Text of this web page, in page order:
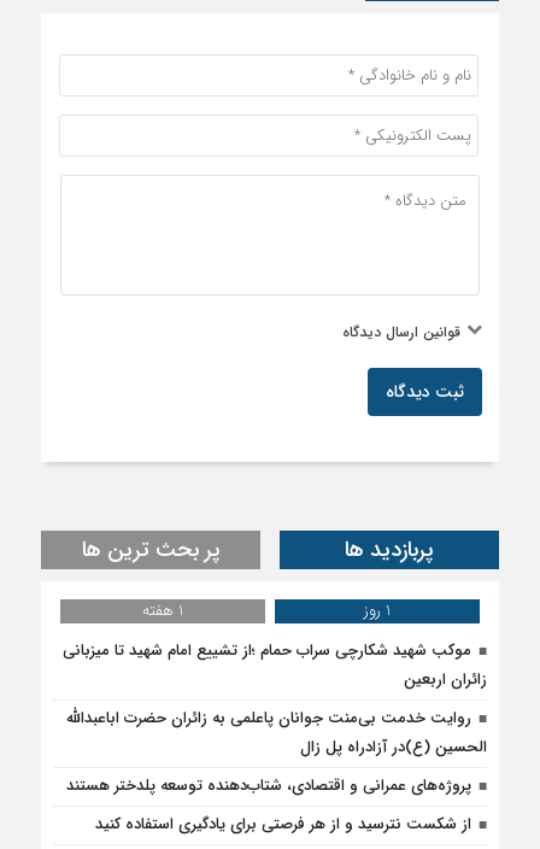
قوانین ارسال دیدگاه
ثبت دیدگاه
پربازدید ها پر بحث ترین ها
1 روز
1 هفته
موکب شهید شکارچی سراب حمام ؛از تشییع امام شهید تا میزبانی
زائران اربعین
روایت خدمت بی‌منت جوانان پاعلمی به زائران حضرت اباعبدالله
الحسین (ع)در آزادراه پل زال
پروژه‌های عمرانی و اقتصادی، شتاب‌دهنده توسعه پلدختر هستند
از شکست نترسید و از هر فرصتی برای یادگیری استفاده کنید